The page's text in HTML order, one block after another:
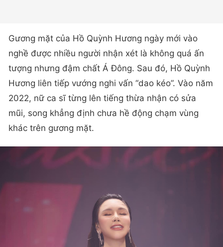
Gương mặt của Hồ Quỳnh Hương ngày mới vào
nghề được nhiều người nhận xét là không quá ấn
tượng nhưng đậm chất Á Đông. Sau đó, Hồ Quỳnh
Hương liên tiếp vướng nghi vấn “dao kéo”. Vào năm
2022, nữ ca sĩ từng lên tiếng thừa nhận có sửa
mũi, song khẳng định chưa hề động chạm vùng
khác trên gương mặt.